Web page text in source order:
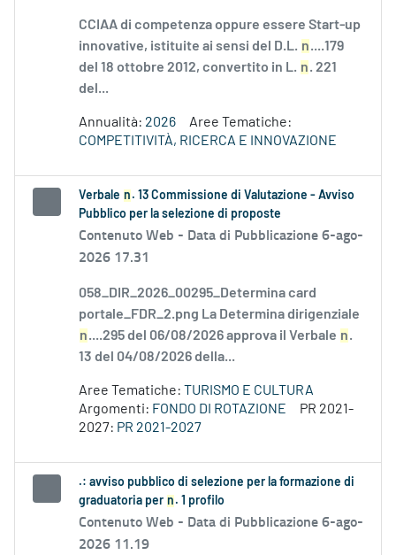
CCIAA di competenza oppure essere Start-up
innovative, istituite ai sensi del D.L. n....179
del 18 ottobre 2012, convertito in L. n. 221
del...
Annualità: 2026
Aree Tematiche:
COMPETITIVITÀ, RICERCA E INNOVAZIONE
Verbale n . 13 Commissione di Valutazione - Avviso
Pubblico per la selezione di proposte
Contenuto Web - Data di Pubblicazione 6-ago-
2026 17.31
058_DIR_2026_00295_Determina card
portale_FDR_2.png La Determina dirigenziale
n....295 del 06/08/2026 approva il Verbale n.
13 del 04/08/2026 della...
Aree Tematiche: TURISMO E CULTURA
Argomenti: FONDO DI ROTAZIONE
PR 2021-
2027: PR 2021-2027
.: avviso pubblico di selezione per la formazione di
graduatoria per n . 1 profilo
Contenuto Web - Data di Pubblicazione 6-ago-
2026 11.19